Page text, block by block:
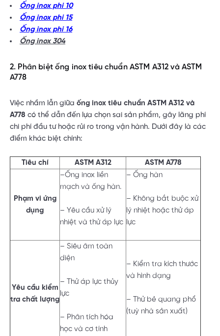
Ống inox phi 10
Ống inox phi 15
Ống inox phi 16
Ống inox 304
2. Phân biệt ống inox tiêu chuẩn ASTM A312 và ASTM
A778
Việc nhầm lẫn giữa ống inox tiêu chuẩn ASTM A312 và
A778 có thể dẫn đến lựa chọn sai sản phẩm, gây lãng phí
chi phí đầu tư hoặc rủi ro trong vận hành. Dưới đây là các
điểm khác biệt chính:
Tiêu chí ASTM A312 ASTM A778
Phạm vi ứng
dụng
–Ống inox liền
mạch và ống hàn.
– Yêu cầu xử lý
nhiệt và thử áp lực
– Ống hàn
– Không bắt buộc xử
lý nhiệt hoặc thử áp
lực
Yêu cầu kiểm
tra chất lượng
– Siêu âm toàn
diện
– Thử áp lực thủy
lực
– Phân tích hóa
học và cơ tính
– Kiểm tra kích thước
và hình dạng
– Thử bẻ quang phổ
(tuỳ nhà sản xuất)